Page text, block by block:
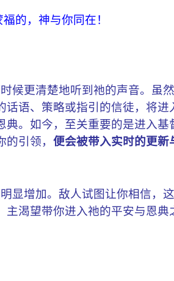
的，神与你同在！
候更清楚地听到祂的声音。虽
语、策略或指引的信徒，将进
。如今，至关重要的是进入基
引领， 便会被带入实时的更新
显增加。敌人试图让你相信，
主渴望带你进入祂的平安与恩典